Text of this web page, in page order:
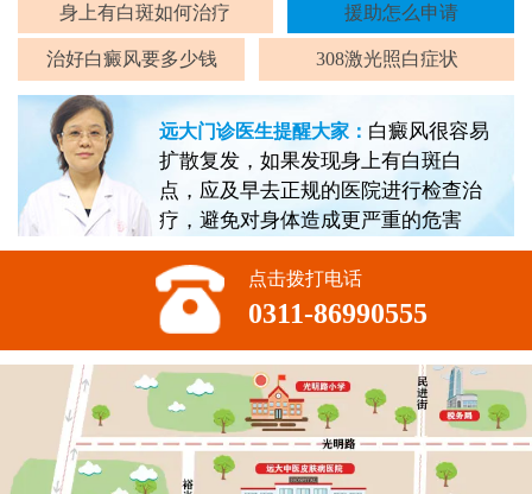
身上有白斑如何治疗 援助怎么申请
治好白癜风要多少钱 308激光照白症状
远大门诊医生提醒大家： 白癜风很容易
扩散复发，如果发现身上有白斑白
点，应及早去正规的医院进行检查治
疗，避免对身体造成更严重的危害
点击拨打电话
0311-86990555